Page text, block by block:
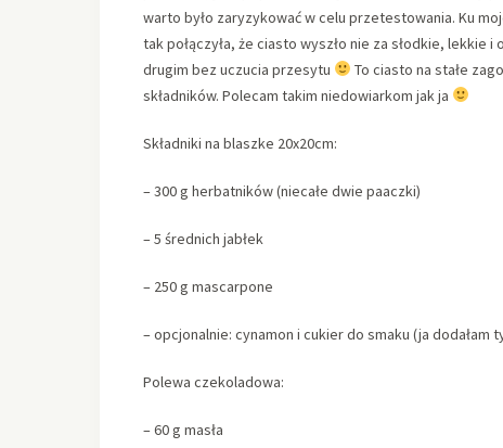
warto było zaryzykować w celu przetestowania. Ku
tak połączyła, że ciasto wyszło nie za słodkie, lekkie
drugim bez uczucia przesytu
To ciasto na stałe
składników. Polecam takim niedowiarkom jak ja
Składniki na blaszke 20x20cm:
– 300 g herbatników (niecałe dwie paaczki)
– 5 średnich jabłek
– 250 g mascarpone
– opcjonalnie: cynamon i cukier do smaku (ja dodałam
Polewa czekoladowa:
– 60 g masła